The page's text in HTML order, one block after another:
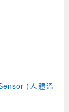
(人體溫